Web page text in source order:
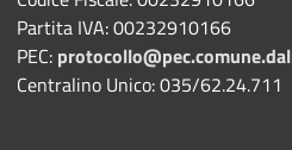
Partita IVA: 00232910166
PEC:
Centralino Unico: 035/62.24.711